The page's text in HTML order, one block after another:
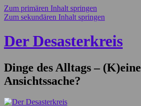
Zum primären Inhalt springen
Zum sekundären Inhalt springen
Der Desasterkreis
Dinge des Alltags – (K)eine
Ansichtssache?